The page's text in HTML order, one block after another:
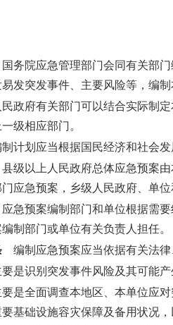
务院应急管理部门会同有关部门
发突发事件、主要风险等，编
政府有关部门可以结合实际制
级相应部门。
计划应当根据国民经济和社会
级以上人民政府总体应急预案由
门应急预案，乡级人民政府、单
急预案编制部门和单位根据需要
制部门或单位有关负责人担任。
编制应急预案应当依据有关法律
要是识别突发事件风险及其可能
是全面调查本地区、本单位应
基础设施容灾保障及备用状况